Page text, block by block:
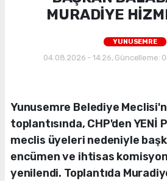
MURADİYE
YUNUSEMRE
04.08.2026 - 14:26, Güncelleme:
Yunusemre Belediye
toplantısında, CHP'den YENİ
meclis üyeleri nedeniyle
encümen ve ihtisas
yenilendi. Toplantıda